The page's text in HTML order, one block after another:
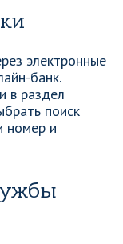
электронные
банк.
в раздел
поиск
номер и